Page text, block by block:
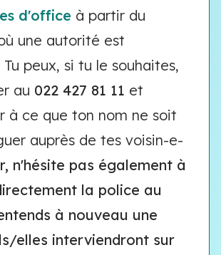
d'office à partir du
une autorité est
peux, si tu le souhaites,
au 022 427 81 11 et
à ce que ton nom ne soit
auprès de tes voisin-e-
n'hésite pas également à
la police au
à nouveau une
elles interviendront sur